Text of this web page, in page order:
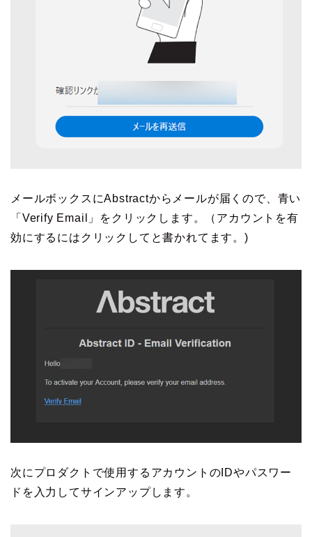
メールボックスにAbstractからメールが届くので、青い
「Verify Email」をクリックします。（アカウントを有
効にするにはクリックしてと書かれてます。)
次にプロダクトで使用するアカウントのIDやパスワー
ドを入力してサインアップします。